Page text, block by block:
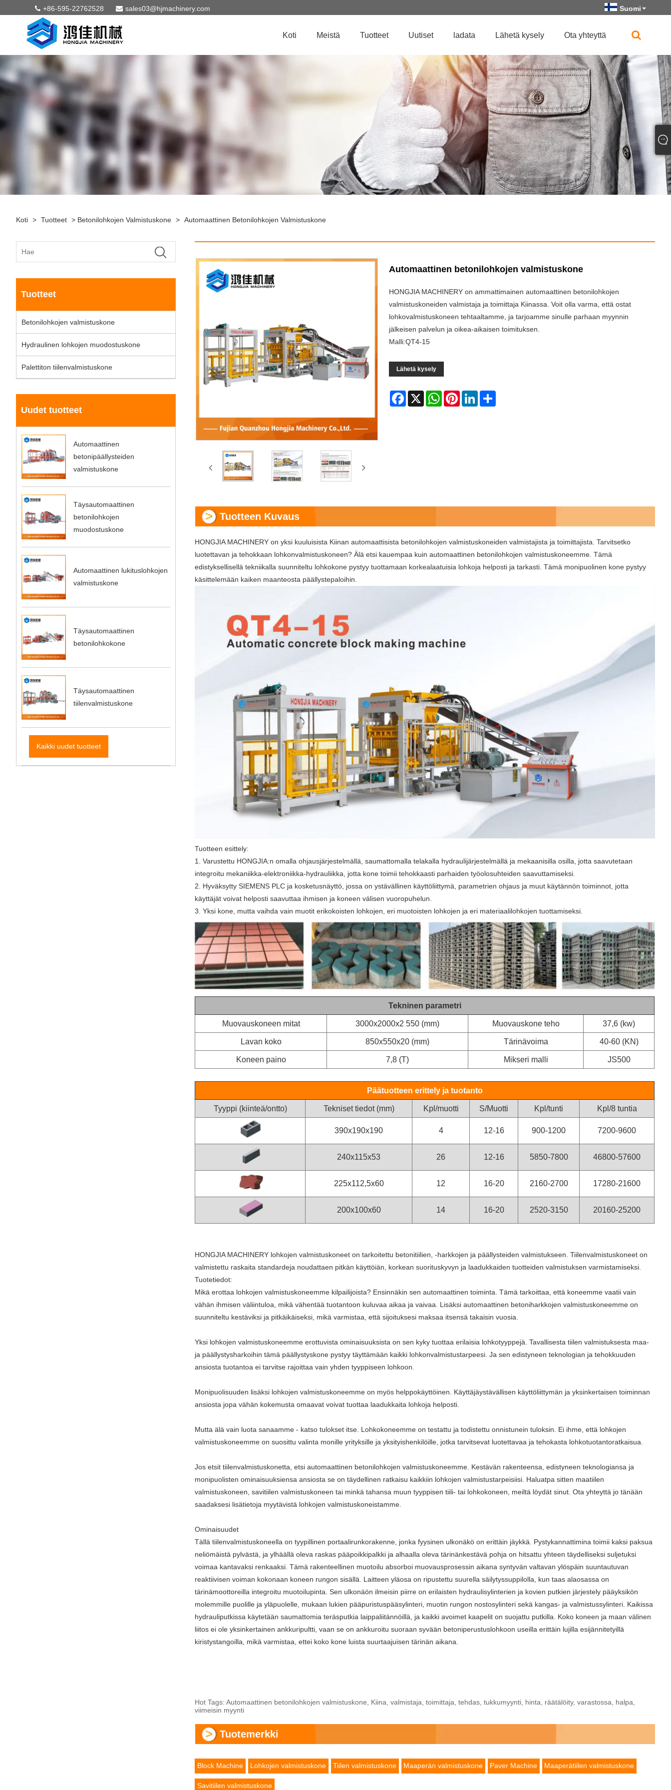
+86-595-22762528 sales03@hjmachinery.com Suomi
Koti Meistä Tuotteet Uutiset ladata Lähetä kysely Ota yhteyttä
Koti > Tuotteet > Betonilohkojen Valmistuskone > Automaattinen Betonilohkojen Valmistuskone
Tuotteet
Betonilohkojen valmistuskone
Hydraulinen lohkojen muodostuskone
Palettiton tiilenvalmistuskone
Uudet tuotteet
Automaattinen
betonipäällysteiden
valmistuskone
Täysautomaattinen
betonilohkojen
muodostuskone
Automaattinen lukituslohkojen
valmistuskone
Täysautomaattinen
betonilohkokone
Täysautomaattinen
tiilenvalmistuskone
Kaikki uudet tuotteet
Automaattinen betonilohkojen valmistuskone
HONGJIA MACHINERY on ammattimainen automaattinen betonilohkojen
valmistuskoneiden valmistaja ja toimittaja Kiinassa. Voit olla varma, että ostat
lohkovalmistuskoneen tehtaaltamme, ja tarjoamme sinulle parhaan myynnin
jälkeisen palvelun ja oikea-aikaisen toimituksen.
Malli:QT4-15
Lähetä kysely
Facebook
X WhatsAppPinterestLinkedIn
Tuotteen Kuvaus
HONGJIA MACHINERY on yksi kuuluisista Kiinan automaattisista betonilohkojen valmistuskoneiden valmistajista ja toimittajista. Tarvitsetko
luotettavan ja tehokkaan lohkonvalmistuskoneen? Älä etsi kauempaa kuin automaattinen betonilohkojen valmistuskoneemme. Tämä
edistyksellisellä tekniikalla suunniteltu lohkokone pystyy tuottamaan korkealaatuisia lohkoja helposti ja tarkasti. Tämä monipuolinen kone pystyy
käsittelemään kaiken maanteosta päällystepaloihin.
Tuotteen esittely:
1. Varustettu HONGJIA:n omalla ohjausjärjestelmällä, saumattomalla telakalla hydraulijärjestelmällä ja mekaanisilla osilla, jotta saavutetaan
integroitu mekaniikka-elektroniikka-hydrauliikka, jotta kone toimii tehokkaasti parhaiden työolosuhteiden saavuttamiseksi.
2. Hyväksytty SIEMENS PLC ja kosketusnäyttö, jossa on ystävällinen käyttöliittymä, parametrien ohjaus ja muut käytännön toiminnot, jotta
käyttäjät voivat helposti saavuttaa ihmisen ja koneen välisen vuoropuhelun.
3. Yksi kone, mutta vaihda vain muotit erikokoisten lohkojen, eri muotoisten lohkojen ja eri materiaalilohkojen tuottamiseksi.
Tekninen parametri
Muovauskoneen mitat 3000x2000x2 550 (mm) Muovauskone teho 37,6 (kw)
Lavan koko 850x550x20 (mm) Tärinävoima 40-60 (KN)
Koneen paino 7,8 (T) Mikseri malli JS500
Päätuotteen erittely ja tuotanto
Tyyppi (kiinteä/ontto) Tekniset tiedot (mm) Kpl/muotti S/Muotti Kpl/tunti Kpl/8 tuntia
390x190x190 4 12-16 900-1200 7200-9600
240x115x53 26 12-16 5850-7800 46800-57600
225x112,5x60 12 16-20 2160-2700 17280-21600
200x100x60 14 16-20 2520-3150 20160-25200
HONGJIA MACHINERY lohkojen valmistuskoneet on tarkoitettu betonitiilien, -harkkojen ja päällysteiden valmistukseen. Tiilenvalmistuskoneet on
valmistettu raskaita standardeja noudattaen pitkän käyttöiän, korkean suorituskyvyn ja laadukkaiden tuotteiden valmistuksen varmistamiseksi.
Tuotetiedot:
Mikä erottaa lohkojen valmistuskoneemme kilpailijoista? Ensinnäkin sen automaattinen toiminta. Tämä tarkoittaa, että koneemme vaatii vain
vähän ihmisen väliintuloa, mikä vähentää tuotantoon kuluvaa aikaa ja vaivaa. Lisäksi automaattinen betoniharkkojen valmistuskoneemme on
suunniteltu kestäviksi ja pitkäikäiseksi, mikä varmistaa, että sijoituksesi maksaa itsensä takaisin vuosia.
Yksi lohkojen valmistuskoneemme erottuvista ominaisuuksista on sen kyky tuottaa erilaisia ​​lohkotyyppejä. Tavallisesta tiilen valmistuksesta maa-
ja päällystysharkoihin tämä päällystyskone pystyy täyttämään kaikki lohkonvalmistustarpeesi. Ja sen edistyneen teknologian ja tehokkuuden
ansiosta tuotantoa ei tarvitse rajoittaa vain yhden tyyppiseen lohkoon.
Monipuolisuuden lisäksi lohkojen valmistuskoneemme on myös helppokäyttöinen. Käyttäjäystävällisen käyttöliittymän ja yksinkertaisen toiminnan
ansiosta jopa vähän kokemusta omaavat voivat tuottaa laadukkaita lohkoja helposti.
Mutta älä vain luota sanaamme - katso tulokset itse. Lohkokoneemme on testattu ja todistettu onnistunein tuloksin. Ei ihme, että lohkojen
valmistuskoneemme on suosittu valinta monille yrityksille ja yksityishenkilöille, jotka tarvitsevat luotettavaa ja tehokasta lohkotuotantoratkaisua.
Jos etsit tiilenvalmistuskonetta, etsi automaattinen betonilohkojen valmistuskoneemme. Kestävän rakenteensa, edistyneen teknologiansa ja
monipuolisten ominaisuuksiensa ansiosta se on täydellinen ratkaisu kaikkiin lohkojen valmistustarpeisiisi. Haluatpa sitten maatiilen
valmistuskoneen, savitiilen valmistuskoneen tai minkä tahansa muun tyyppisen tiili- tai lohkokoneen, meiltä löydät sinut. Ota yhteyttä jo tänään
saadaksesi lisätietoja myytävistä lohkojen valmistuskoneistamme.
Ominaisuudet
Tällä tiilenvalmistuskoneella on tyypillinen portaalirunkorakenne, jonka fyysinen ulkonäkö on erittäin jäykkä. Pystykannattimina toimii kaksi paksua
neliömäistä pylvästä, ja ylhäällä oleva raskas pääpoikkipalkki ja alhaalla oleva tärinänkestävä pohja on hitsattu yhteen täydelliseksi suljetuksi
voimaa kantavaksi renkaaksi. Tämä rakenteellinen muotoilu absorboi muovausprosessin aikana syntyvän valtavan ylöspäin suuntautuvan
reaktiivisen voiman kokonaan koneen rungon sisällä. Laitteen yläosa on ripustettu suurella säilytyssuppilolla, kun taas alaosassa on
tärinämoottoreilla integroitu muotoilupinta. Sen ulkonäön ilmeisin piirre on erilaisten hydraulisylinterien ja kovien putkien järjestely pääyksikön
molemmille puolille ja yläpuolelle, mukaan lukien pääpuristuspääsylinteri, muotin rungon nostosylinteri sekä kangas- ja valmistussylinteri. Kaikissa
hydrauliputkissa käytetään saumattomia teräsputkia laippaliitännöillä, ja kaikki avoimet kaapelit on suojattu putkilla. Koko koneen ja maan välinen
liitos ei ole yksinkertainen ankkuripultti, vaan se on ankkuroitu suoraan syvään betoniperustuslohkoon useilla erittäin lujilla esijännitetyillä
kiristystangoilla, mikä varmistaa, ettei koko kone luista suurtaajuisen tärinän aikana.
Hot Tags: Automaattinen betonilohkojen valmistuskone, Kiina, valmistaja, toimittaja, tehdas, tukkumyynti, hinta, räätälöity, varastossa, halpa,
viimeisin myynti
Tuotemerkki
Block Machine Lohkojen valmistuskone Tiilen valmistuskone Maaperän valmistuskone Paver Machine Maaperätiilen valmistuskone
Savitiilen valmistuskone